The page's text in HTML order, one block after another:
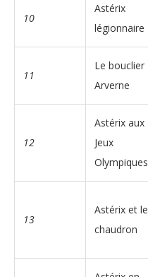
10
Astérix
légionnaire
11
Le bouclier
Arverne
12
Astérix aux
Jeux
Olympiques
13
Astérix et le
chaudron